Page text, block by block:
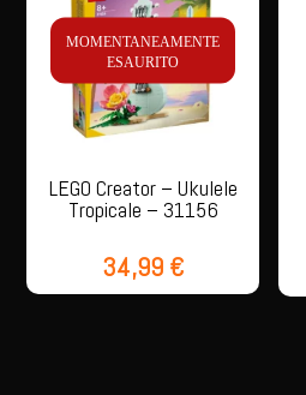
MOMENTANEAMENTE
ESAURITO
LEGO Creator – Ukulele
Tropicale – 31156
34,99 €